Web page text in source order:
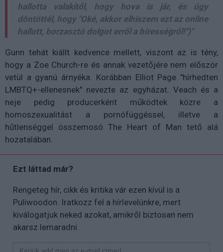
hallotta valakitől, hogy hova is jár, és úgy
döntöttél, hogy "Oké, akkor elhiszem ezt az online
hallott, borzasztó dolgot erről a hírességről!")"
Gunn tehát kiállt kedvence mellett, viszont az is tény,
hogy a Zoe Church-re és annak vezetőjére nem először
vetül a gyanú árnyéka. Korábban Elliot Page "hírhedten
LMBTQ+-ellenesnek" nevezte az egyházat. Veach és a
neje pedig producerként működtek közre a
homoszexualitást a pornófüggéssel, illetve a
hűtlenséggel összemosó The Heart of Man tető alá
hozatalában.
Ezt láttad már?
Rengeteg hír, cikk és kritika vár ezen kívül is a
Puliwoodon. Iratkozz fel a hírlevelünkre, mert
kiválogatjuk neked azokat, amikről biztosan nem
akarsz lemaradni.